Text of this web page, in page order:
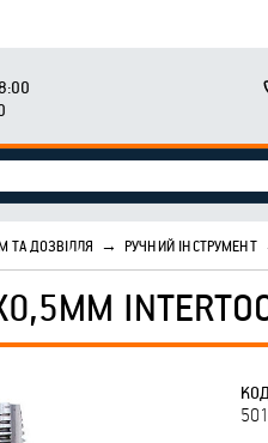
ТА ДОЗВІЛЛЯ → РУЧНИЙ ІНСТРУМЕНТ